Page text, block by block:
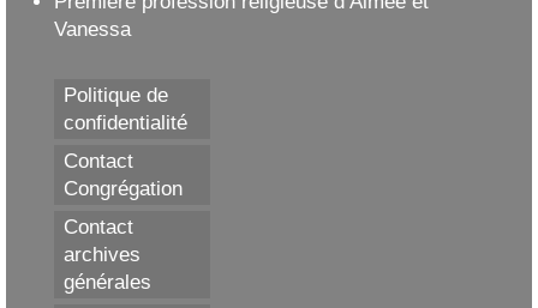
Vanessa
Politique de
confidentialité
Contact
Congrégation
Contact
archives
générales